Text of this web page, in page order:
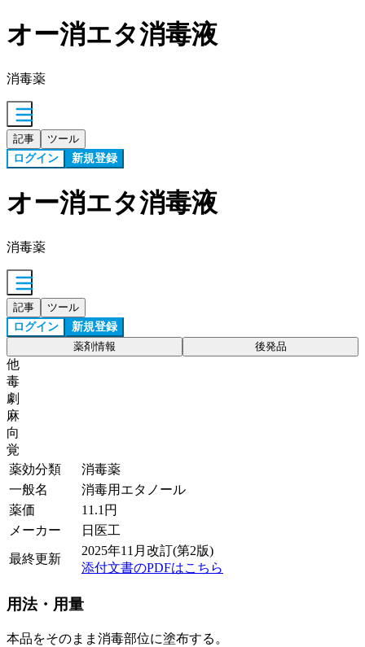
オー消エタ消毒液
消毒薬
記事 ツール
ログイン 新規登録
オー消エタ消毒液
消毒薬
記事 ツール
ログイン 新規登録
薬剤情報 後発品
他
毒
劇
麻
向
覚
薬効分類
消毒薬
一般名
消毒用エタノール
薬価
11.1 円
メーカー
日医工
最終更新
2025年11月改訂(第2版)
添付文書のPDFはこちら
用法・用量
本品をそのまま消毒部位に塗布する。